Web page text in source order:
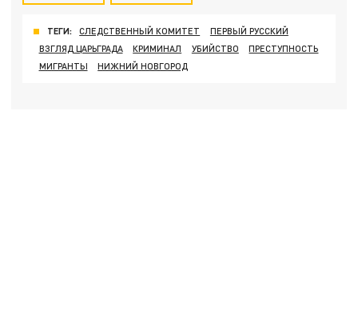
ТЕГИ: СЛЕДСТВЕННЫЙ КОМИТЕТ
ПЕРВЫЙ РУССКИЙ
ВЗГЛЯД ЦАРЬГРАДА
КРИМИНАЛ УБИЙСТВО
ПРЕСТУПНОСТЬ
МИГРАНТЫ
НИЖНИЙ НОВГОРОД